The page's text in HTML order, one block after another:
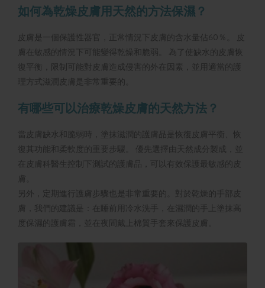
如何為乾燥皮膚用天然的方法保濕？
皮膚是一個保護性器官，正常情況下皮膚的含水量佔60％。 皮
膚在敏感的情況下可能變得乾燥和脆弱。 為了使缺水的皮膚恢
復平衡，限制可能對皮膚造成侵害的外在因素，並用適當的護
理方式滋潤皮膚是非常重要的。
有哪些可以治療乾燥皮膚的天然方法？
當皮膚缺水和脆弱時，塗抹滋潤的護膚品是恢復皮膚平衡、恢
復其功能和柔軟度的重要步驟。 優先選擇由天然成分製成，並
在皮膚科醫生控制下測試的護膚品，可以有效保護最敏感的皮
膚。
另外，定期進行護膚步驟也是非常重要的。對於乾燥的手部皮
膚，我們的建議是：在睡前用冷水洗手，在濕潤的手上塗抹高
度保濕的護膚霜，並在夜間戴上棉質手套來保護皮膚。